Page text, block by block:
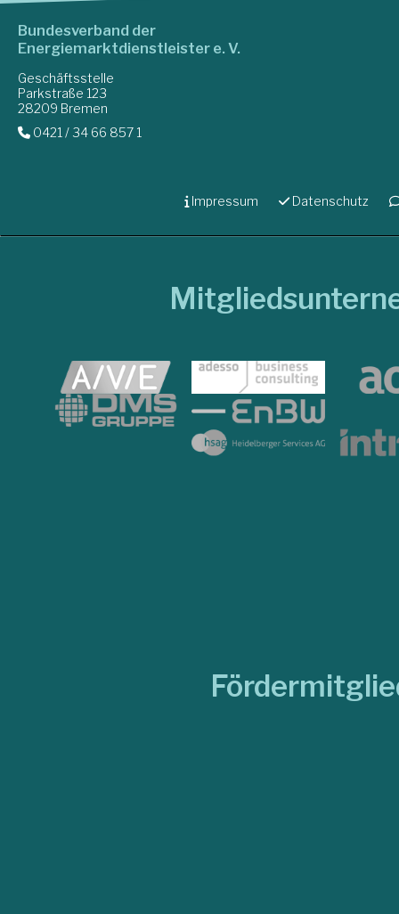
Bundesverband der
Energiemarktdienstleister e. V.
Geschäftsstelle
Parkstraße 123
28209 Bremen
0421 / 34 66 857 1
Impressum Datenschutz